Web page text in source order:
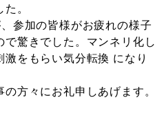
。
参加の皆様がお疲れの様子
で驚きでした。マンネリ化し
をもらい気分転換 になり
方々にお礼申しあげます。